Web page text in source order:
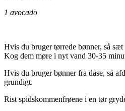
1 avocado
Hvis du bruger tørrede bønner, så
Kog dem møre i nyt vand 30-35
Hvis du bruger bønner fra dåse, så
grundigt.
Rist spidskommenfrøene i en tør